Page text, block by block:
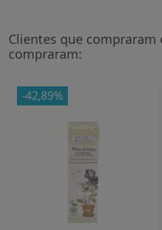
Clientes que
compraram:
-42,89%